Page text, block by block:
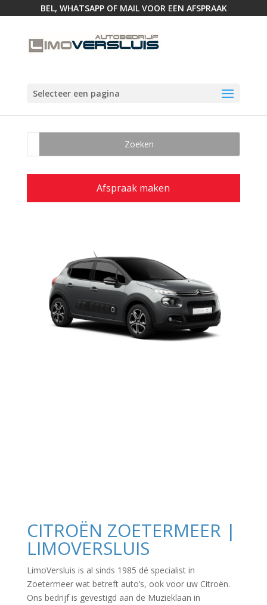
BEL, WHATSAPP OF MAIL VOOR EEN AFSPRAAK
Selecteer een pagina
Afspraak maken
CITROËN ZOETERMEER |
LIMOVERSLUIS
LimoVersluis is al sinds 1985 dé specialist in
Zoetermeer wat betreft auto’s, ook voor uw Citroën.
Ons bedrijf is gevestigd aan de Muzieklaan in